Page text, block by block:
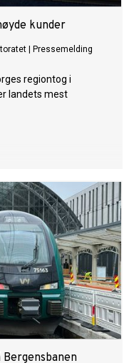
kunder
Pressemelding
regiontog i
landets mest